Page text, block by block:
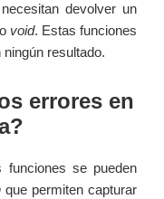
devolver un
void. Estas funciones
resultado.
errores en
se pueden
que permiten capturar